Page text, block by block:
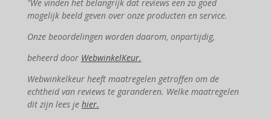
"We vinden het belangrijk dat reviews een zo goed
mogelijk beeld geven over onze producten en service.
Onze beoordelingen worden daarom, onpartijdig,
beheerd door WebwinkelKeur.
Webwinkelkeur heeft maatregelen getroffen om de
echtheid van reviews te garanderen. Welke maatregelen
dit zijn lees je hier.